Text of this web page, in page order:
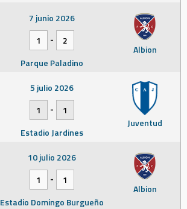
Albion
7 junio 2026
1
-
2
Parque Paladino
Juventud
5 julio 2026
1
-
1
Estadio Jardines
Albion
10 julio 2026
1
-
1
Estadio Domingo Burgueño